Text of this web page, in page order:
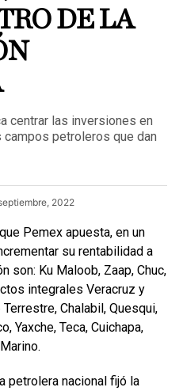
DE LA
centrar las inversiones en
petroleros que dan
2022
Pemex apuesta, en un
su rentabilidad a
son: Ku Maloob, Zaap, Chuc,
integrales Veracruz y
Chalabil, Quesqui,
Yaxche, Teca, Cuichapa,
petrolera nacional fijó la